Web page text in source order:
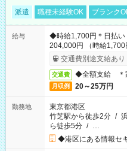
派遣 職種未経験OK ブランク
給与
◆時給1,700円＊日払い
204,000円 （時給1,700
交通費別途支給あり
交通費 ◆全額支給 ＊
月収例 20～25万円
勤務地
東京都港区
竹芝駅から徒歩2分 /
ら徒歩5分 / …
◆港区にある情報セ